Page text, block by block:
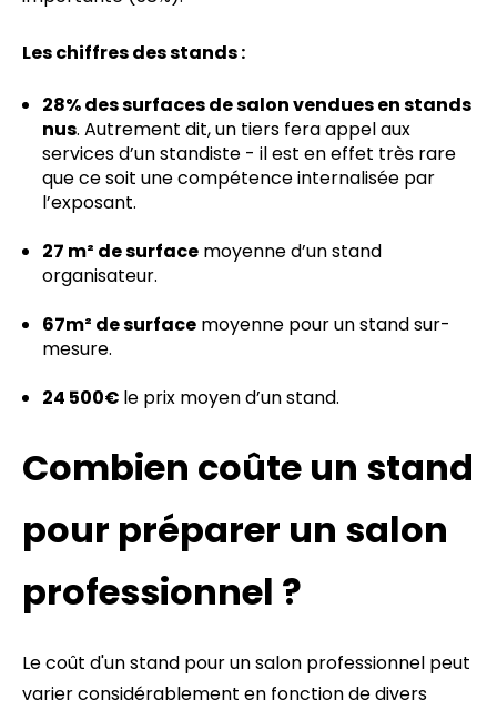
Les chiffres des stands :
28% des surfaces de salon vendues en stands
nus. Autrement dit, un tiers fera appel aux
services d’un standiste - il est en effet très rare
que ce soit une compétence internalisée par
l’exposant.
27 m² de surfacemoyenne d’un stand
organisateur.
67m² de surfacemoyenne pour un stand sur-
mesure.
24 500€ le prix moyen d’un stand.
Combien coûte un stand
pour préparer un salon
professionnel ?
Le coût d'un stand pour un salon professionnel peut
varier considérablement en fonction de divers